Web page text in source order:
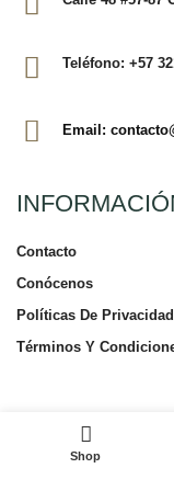
Teléfono: +57
Email:
Contacto
Conócenos
Políticas De Privacidad
Términos Y
TIENDA EN
Shop